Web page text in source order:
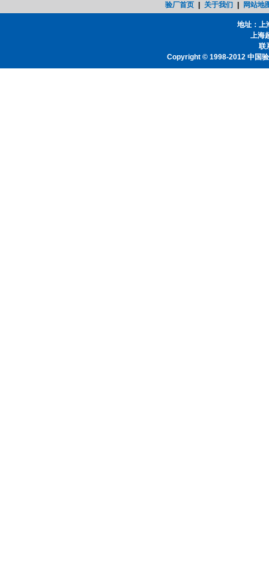
验厂首页 关于我们 网站地
地址：上
上海
联
Copyright © 1998-2012 中国